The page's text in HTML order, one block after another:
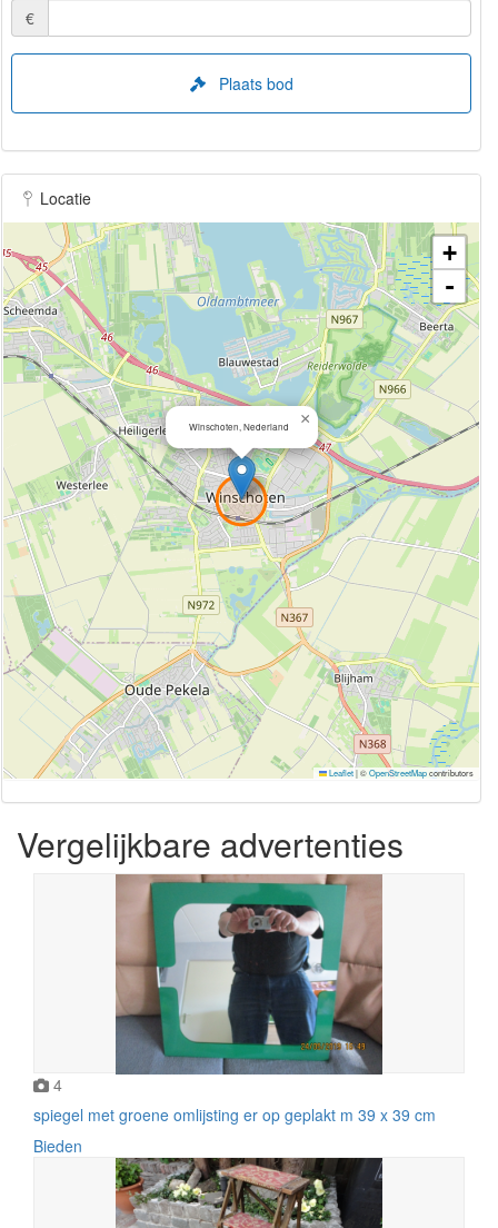
€
Plaats bod
Locatie
Winschoten, Nederland ×
+
-
Leaflet|©OpenStreetMapcontributors
Vergelijkbare advertenties
4
spiegel met groene omlijsting er op geplakt m 39 x 39 cm
Bieden